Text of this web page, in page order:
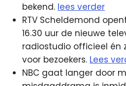
bekend. lees verder
RTV Scheldemond
16.30 uur de nieuwe
radiostudio officieel én
voor bezoekers. Lees
NBC gaat langer door